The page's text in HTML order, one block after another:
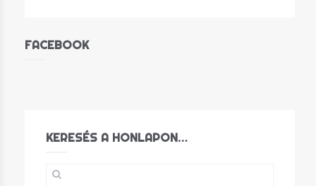
FACEBOOK
KERESÉS A HONLAPON…